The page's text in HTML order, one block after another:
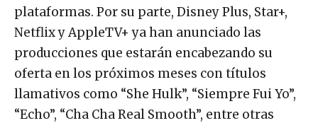
plataformas. Por su parte, Disney Plus, Star+,
Netflix y AppleTV+ ya han anunciado las
producciones que estarán encabezando su
oferta en los próximos meses con títulos
llamativos como “She Hulk”, “Siempre Fui Yo”,
“Echo”, “Cha Cha Real Smooth”, entre otras